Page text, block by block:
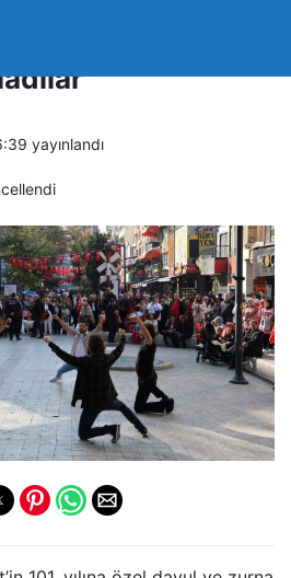
yılını
yayınlandı